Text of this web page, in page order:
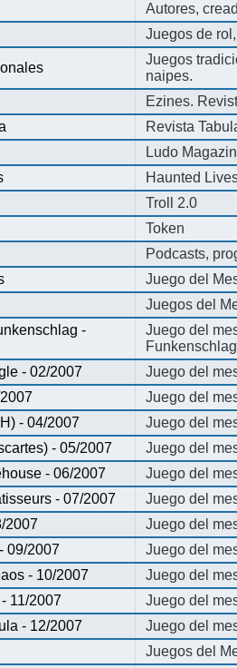
Autores,
Juegos de
Juegos
naipes.
Ezines.
Revista
Ludo
Haunted
Troll 2.0
Token
Podcasts,
Juego del
Juegos del
-
Juego del
- 02/2007
Juego del
Juego del
- 04/2007
Juego del
- 05/2007
Juego del
- 06/2007
Juego del
- 07/2007
Juego del
2007
Juego del
09/2007
Juego del
- 10/2007
Juego del
11/2007
Juego del
- 12/2007
Juego del
Juegos del